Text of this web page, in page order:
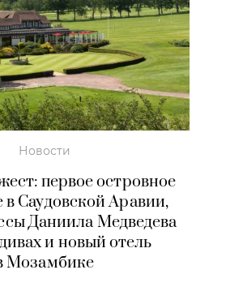
Новости
первое островное
в Саудовской Аравии,
Даниила Медведева
и новый отель
Мозамбике